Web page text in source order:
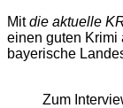
Mitdie aktuelle
einen guten Krimi
bayerische
Zum